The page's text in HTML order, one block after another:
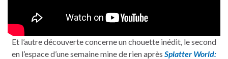
Et l’autre découverte concerne un chouette inédit, le second
en l’espace d’une semaine mine de rien après Splatter World: